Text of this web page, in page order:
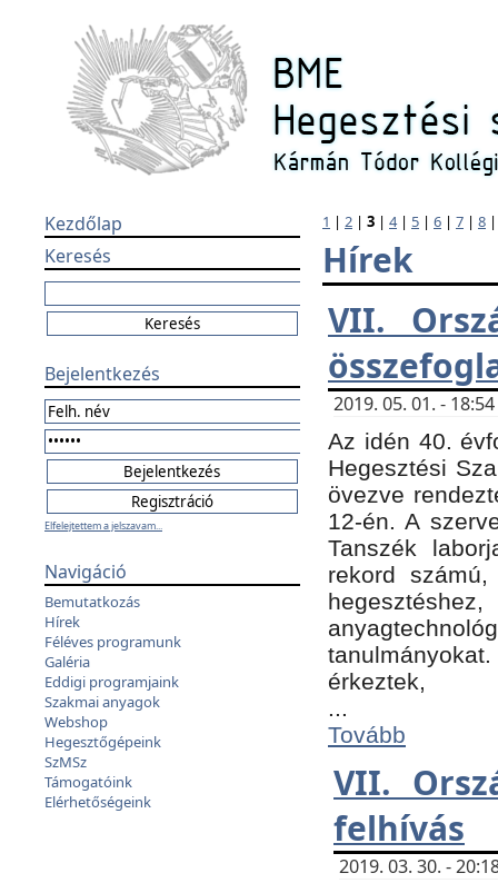
Kezdőlap
Keresés
Bejelentkezés
Elfelejtettem a jelszavam...
Navigáció
Bemutatkozás
Hírek
Féléves programunk
Galéria
Eddigi programjaink
Szakmai anyagok
Webshop
Hegesztőgépeink
SzMSz
Támogatóink
Elérhetőségeink
1 | 2 | 3 | 4| 5 | 6 | 7 | 8
Hírek
VII.
2019. 05. 01. -
Az idén 40.
Hegesztési
övezve
12-én. A
Tanszék
rekord
érkeztek,
...
Tovább
VII.
felhívás
2019. 03. 30. -